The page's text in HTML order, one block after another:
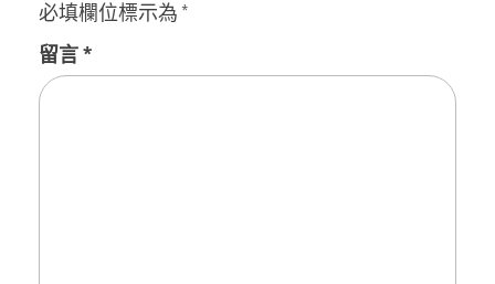
必填欄位標示為 *
留言*